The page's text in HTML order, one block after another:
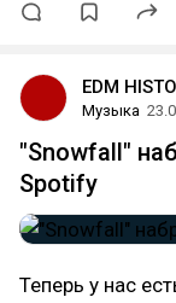
EDM
Музыка
"Snowfall"
Spotify
Теперь у нас